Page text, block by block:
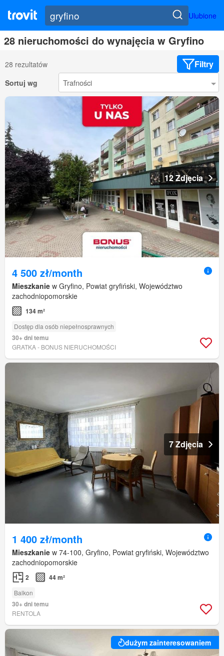
Ulubione
28 nieruchomości do wynajęcia w Gryfino
28 rezultatów Filtry
Sortuj wg
12 Zdjęcia
4 500 zł/month
Mieszkanie w Gryfino, Powiat gryfiński, Województwo
zachodniopomorskie
134 m²
Dostęp dla osób niepełnosprawnych
30+ dni temu
GRATKA - BONUS NIERUCHOMOŚCI
7 Zdjęcia
1 400 zł/month
Mieszkanie w 74-100, Gryfino, Powiat gryfiński, Województwo
zachodniopomorskie
2 44 m²
Balkon
30+ dni temu
RENTOLA
dużym zainteresowaniem